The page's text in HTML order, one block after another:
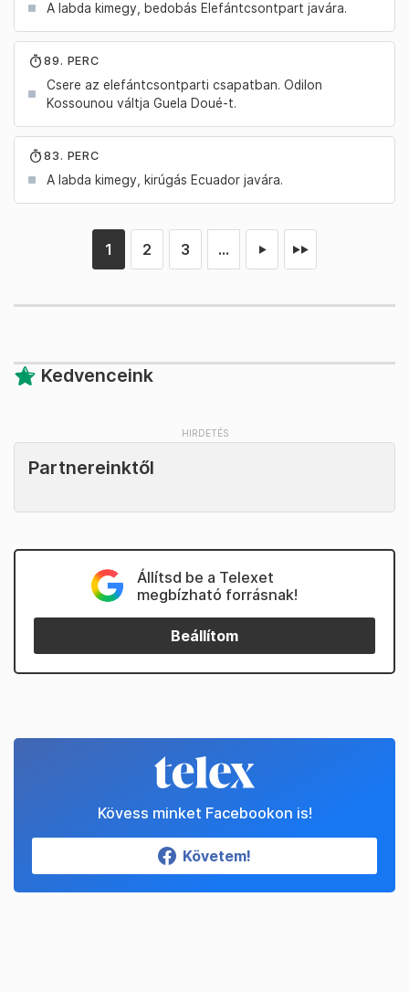
A labda kimegy, bedobás Elefántcsontpart javára.
89. PERC
Csere az elefántcsontparti csapatban. Odilon
Kossounou váltja Guela Doué-t.
83. PERC
A labda kimegy, kirúgás Ecuador javára.
1 2 3 ... ► ►►
Kedvenceink
Partnereinktől
Állítsd be a Telexet
megbízható forrásnak!
Beállítom
Kövess minket Facebookon is!
Követem!